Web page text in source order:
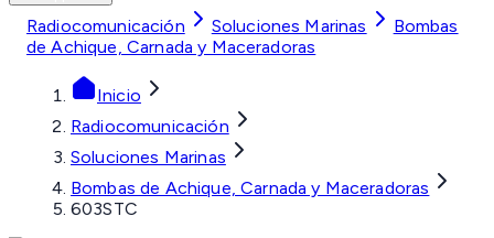
Radiocomunicación Soluciones Marinas
Bombas
de Achique, Carnada y Maceradoras
Inicio
Radiocomunicación
Soluciones Marinas
Bombas de Achique, Carnada y Maceradoras
603STC